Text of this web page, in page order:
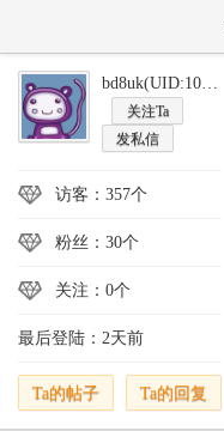
bd8uk(UID:1071)
关注Ta
发私信
访客：357个
粉丝：30个
关注：0个
最后登陆：2天前
Ta的帖子 Ta的回复